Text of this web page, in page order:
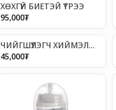
ХӨХГҮЙ БИЕТЭЙ ҮТРЭЭ
95,000₮
ЧИЙГШҮҮЛЭГЧ ХИЙМЭЛ
ҮРИЙН ШИНГЭН
45,000₮